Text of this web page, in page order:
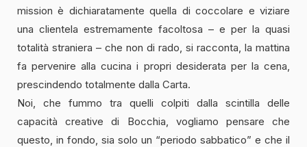
mission è dichiaratamente quella di coccolare e viziare
una clientela estremamente facoltosa – e per la quasi
totalità straniera – che non di rado, si racconta, la mattina
fa pervenire alla cucina i propri desiderata per la cena,
prescindendo totalmente dalla Carta.
Noi, che fummo tra quelli colpiti dalla scintilla delle
capacità creative di Bocchia, vogliamo pensare che
questo, in fondo, sia solo un “periodo sabbatico” e che il